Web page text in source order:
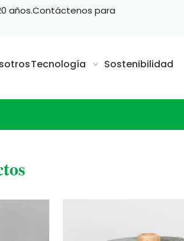
años.Contáctenos para
Tecnología Sostenibilidad